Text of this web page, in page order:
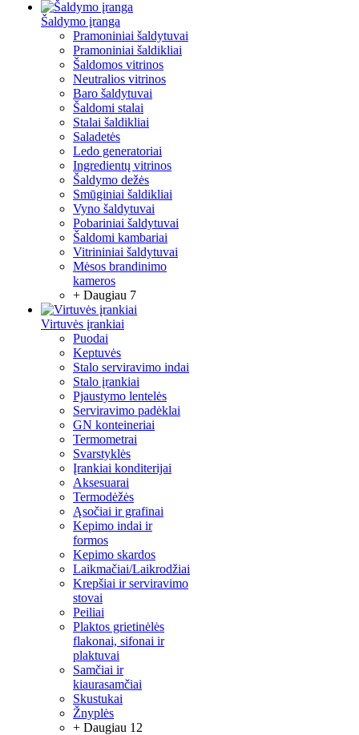
Šaldymo įranga
Pramoniniai šaldytuvai
Pramoniniai šaldikliai
Šaldomos vitrinos
Neutralios vitrinos
Baro šaldytuvai
Šaldomi stalai
Stalai šaldikliai
Saladetės
Ledo generatoriai
Ingredientų vitrinos
Šaldymo dežės
Smūginiai šaldikliai
Vyno šaldytuvai
Pobariniai šaldytuvai
Šaldomi kambariai
Vitrininiai šaldytuvai
Mėsos brandinimo
kameros
+ Daugiau 7
Virtuvės įrankiai
Puodai
Keptuvės
Stalo serviravimo indai
Stalo įrankiai
Pjaustymo lentelės
Serviravimo padėklai
GN konteineriai
Termometrai
Svarstyklės
Įrankiai konditerijai
Aksesuarai
Termodėžės
Ąsočiai ir grafinai
Kepimo indai ir
formos
Kepimo skardos
Laikmačiai/Laikrodžiai
Krepšiai ir serviravimo
stovai
Peiliai
Plaktos grietinėlės
flakonai, sifonai ir
plaktuvai
Samčiai ir
kiaurasamčiai
Skustukai
Žnyplės
+ Daugiau 12